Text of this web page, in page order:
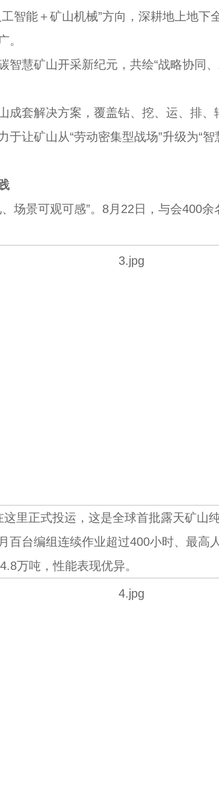
智能＋矿山机械”方向，深耕地上地
。
慧矿山开采新纪元，共绘“战略协同
套解决方案，覆盖钻、挖、运、排、
矿山从“劳动密集型战场”升级为“智
景可观可感”。8月22日，与会400余
正式投运，这是全球首批露天矿山
百台编组连续作业超过400小时、最高
万吨，性能表现优异。